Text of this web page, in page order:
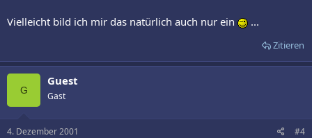
Vielleicht bild ich mir das natürlich auch nur ein ...
Zitieren
G
Guest
Gast
4. Dezember 2001 #4